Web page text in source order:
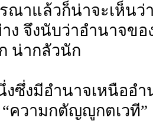
ณาแล้วก็น่าจะเห็นว่
ง จึงนับว่าอำนาจขอ
น่ากลัวนัก
ซึ่งมีอำนาจเหนืออำ
ความกตัญญูกตเวที